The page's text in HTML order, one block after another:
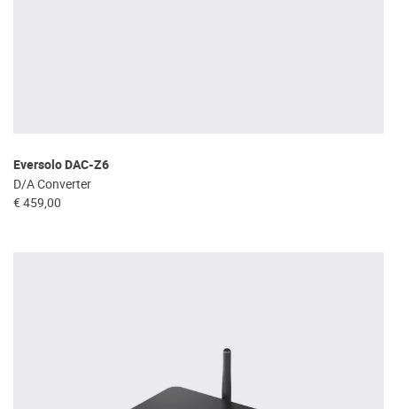
Eversolo DAC-Z6
D/A Converter
€ 459,00